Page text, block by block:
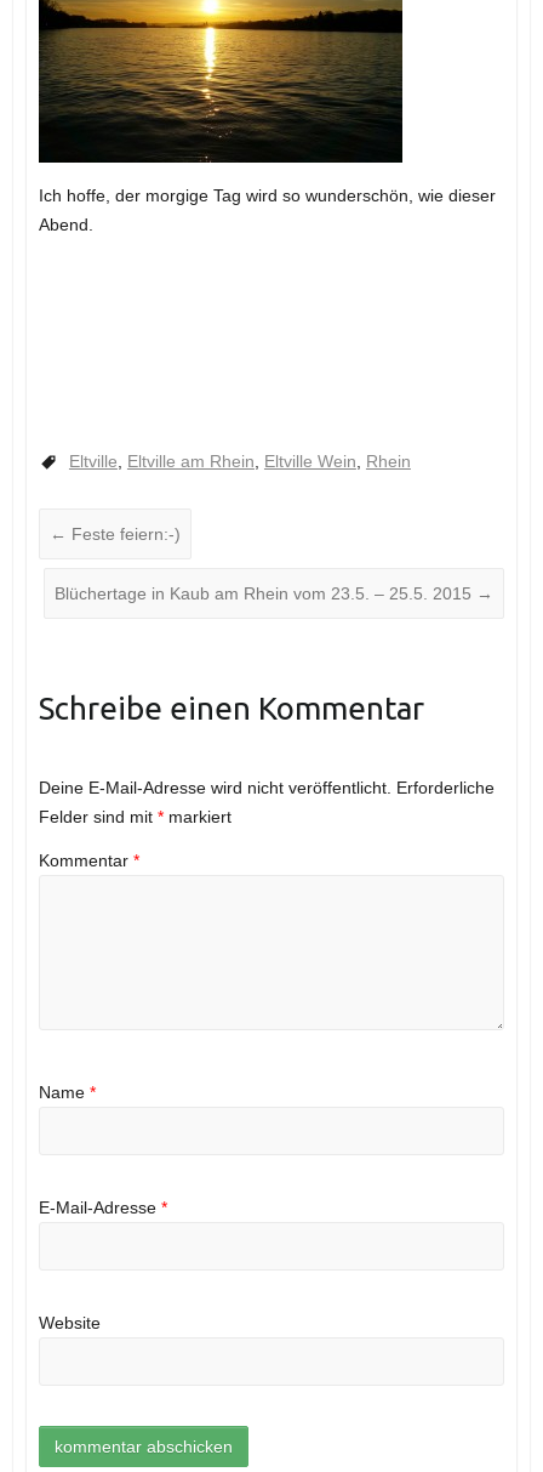
Ich hoffe, der morgige Tag wird so wunderschön, wie dieser
Abend.
Eltville Eltville am Rhein Eltville Wein Rhein
← Feste feiern:-)
Blüchertage in Kaub am Rhein vom 23.5. – 25.5. 2015 →
Schreibe einen Kommentar
Deine E-Mail-Adresse wird nicht veröffentlicht. Erforderliche
Felder sind mit *markiert
Kommentar *
Name *
E-Mail-Adresse *
Website